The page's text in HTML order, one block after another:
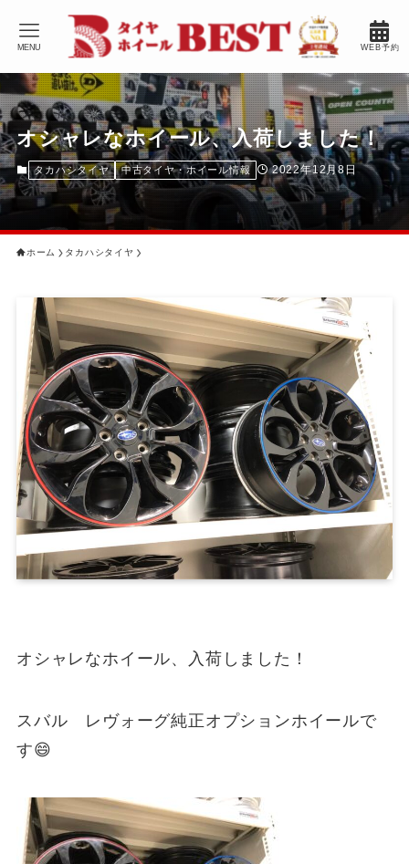
WEB予約
MENU
オシャレなホイール、入荷しました！
タカハシタイヤ 中古タイヤ・ホイール情報 2022年12月8日
ホーム タカハシタイヤ
オシャレなホイール、入荷しました！
スバル レヴォーグ純正オプションホイールで
す😄